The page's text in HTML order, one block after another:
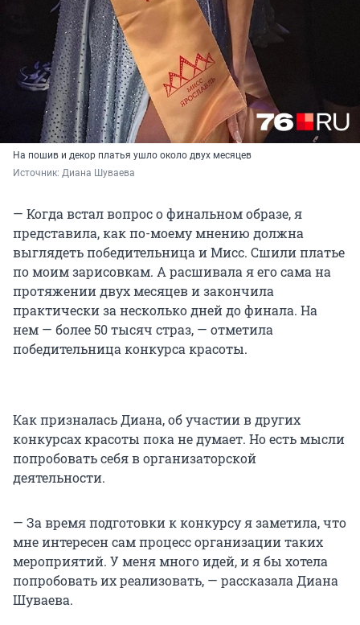
На пошив и декор платья ушло около двух месяцев
Источник: Диана Шуваева
— Когда встал вопрос о финальном образе, я
представила, как по-моему мнению должна
выглядеть победительница и Мисс. Сшили платье
по моим зарисовкам. А расшивала я его сама на
протяжении двух месяцев и закончила
практически за несколько дней до финала. На
нем — более 50 тысяч страз, — отметила
победительница конкурса красоты.
Как призналась Диана, об участии в других
конкурсах красоты пока не думает. Но есть мысли
попробовать себя в организаторской
деятельности.
— За время подготовки к конкурсу я заметила, что
мне интересен сам процесс организации таких
мероприятий. У меня много идей, и я бы хотела
попробовать их реализовать, — рассказала Диана
Шуваева.